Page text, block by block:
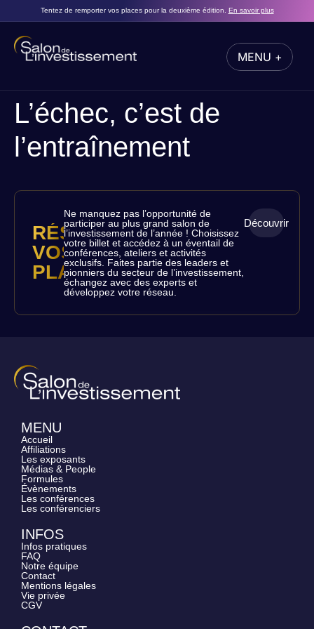
Tentez de remporter vos places pour la deuxième édition. En savoir plus
MENU +
L’échec, c’est de
l’entraînement
RÉSERVEZ
VOS
PLACES
Découvrir
Ne manquez pas l’opportunité de
participer au plus grand salon de
l’investissement de l’année ! Choisissez
votre billet et accédez à un éventail de
conférences, ateliers et activités
exclusifs. Faites partie des leaders et
pionniers du secteur de l’investissement,
échangez avec des experts et
développez votre réseau.
MENU
Accueil
Affiliations
Les exposants
Médias & People
Formules
Évènements
Les conférences
Les conférenciers
INFOS
Infos pratiques
FAQ
Notre équipe
Contact
Mentions légales
Vie privée
CGV